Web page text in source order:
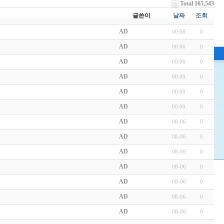
Total 165,543
글쓴이
날짜 조회
AD 00:06 0
AD 00:06 0
AD 00:06 0
AD 00:00 0
AD 00:00 0
AD 00:00 0
AD 08-06 0
AD 08-06 0
AD 08-06 0
AD 08-06 0
AD 08-06 0
AD 08-06 0
AD 08-06 0